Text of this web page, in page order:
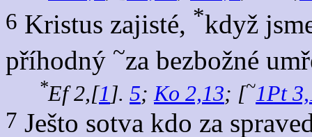
6 Kristus zajisté, *když
příhodný ~za bezbožné
*Ef 2,[1]. 5;Ko 2,13; [~1Pt
7 Ješto sotva kdo za